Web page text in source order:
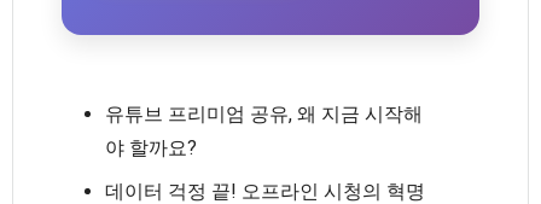
유튜브 프리미엄 공유, 왜 지금 시작해
야 할까요?
데이터 걱정 끝! 오프라인 시청의 혁명